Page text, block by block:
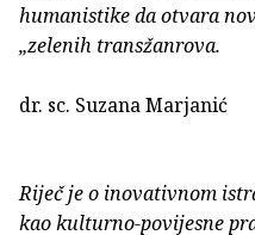
humanistike da otvara
„zelenih transžanrova.
dr. sc. Suzana Marjanić
Riječ je o inovativnom
kao kulturno-povijesne